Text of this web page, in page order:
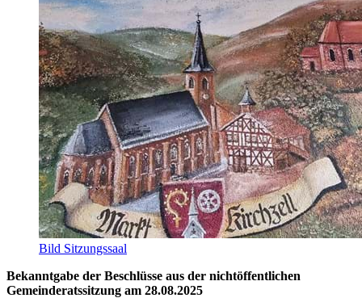
Bild Sitzungssaal
Bekanntgabe der Beschlüsse aus der nichtöffentlichen
Gemeinderatssitzung am 28.08.2025